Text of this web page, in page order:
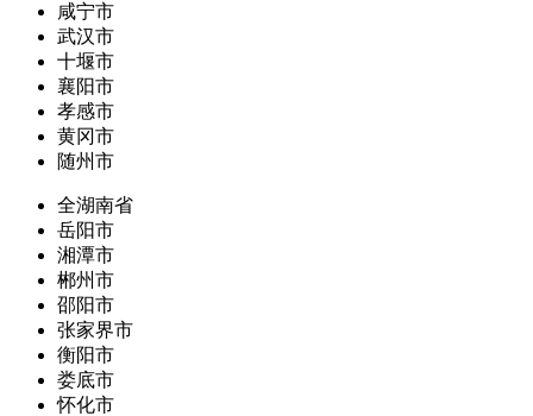
咸宁市
武汉市
十堰市
襄阳市
孝感市
黄冈市
随州市
全湖南省
岳阳市
湘潭市
郴州市
邵阳市
张家界市
衡阳市
娄底市
怀化市